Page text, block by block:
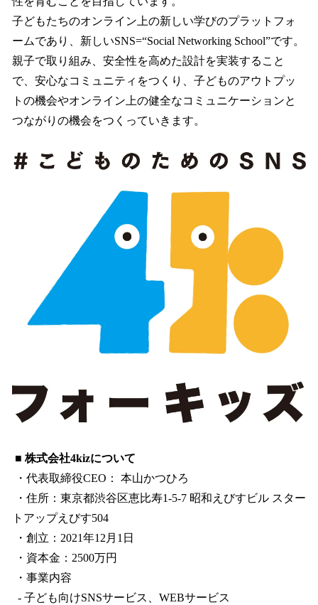
子どもたちのオンライン上の新しい学びのプラットフォ
ームであり、新しいSNS=“Social Networking School”です。
親子で取り組み、安全性を高めた設計を実装すること
で、安心なコミュニティをつくり、子どものアウトプッ
トの機会やオンライン上の健全なコミュニケーションと
つながりの機会をつくっていきます。
■ 株式会社4kizについて
・代表取締役CEO： 本山かつひろ
・住所：東京都渋谷区恵比寿1-5-7 昭和えびすビル スター
トアップえびす504
・創立：2021年12月1日
・資本金：2500万円
・事業内容
- 子ども向けSNSサービス、WEBサービス